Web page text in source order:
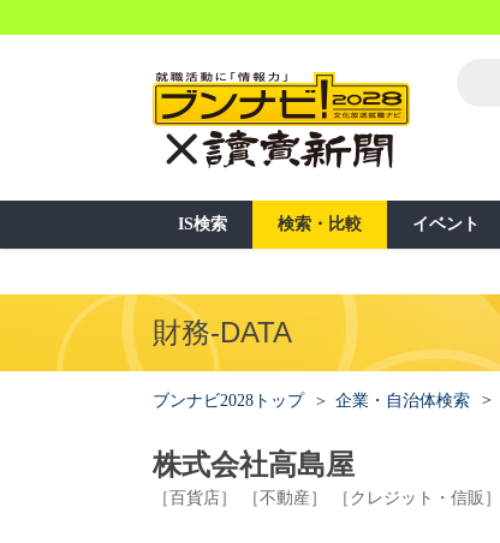
IS検索 検索・比較 イベント
財務-DATA
ブンナビ2028トップ 企業・自治体検索
株式会社高島屋
［百貨店］ ［不動産］ ［クレジット・信販］